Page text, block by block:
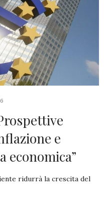
e
economica”
ridurrà la crescita del